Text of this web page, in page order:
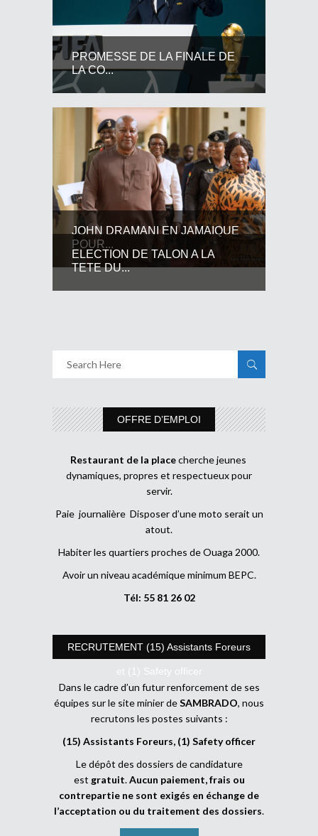
PROMESSE DE LA FINALE DE
LA CO...
JOHN DRAMANI EN JAMAIQUE
POUR...
ELECTION DE TALON A LA
TETE DU...
OFFRE D’EMPLOI
Restaurant de la placecherche jeunes
dynamiques, propres et respectueux pour
servir.
Paie journalière Disposer d’une moto serait un
atout.
Habiter les quartiers proches de Ouaga 2000.
Avoir un niveau académique minimum BEPC.
Tél: 55 81 26 02
RECRUTEMENT (15) Assistants Foreurs
et (1) Safety officer
Dans le cadre d’un futur renforcement de ses
équipes sur le site minier deSAMBRADO, nous
recrutons les postes suivants :
(15) Assistants Foreurs, (1) Safety officer
Le dépôt des dossiers de candidature
est gratuit.Aucun paiement, frais ou
contrepartie ne sont exigés en échange de
l’acceptation ou du traitement des dossiers.